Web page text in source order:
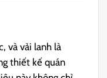
và vải lanh là
thiết kế quán